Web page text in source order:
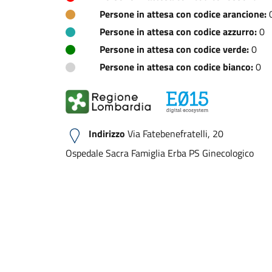
Persone in attesa con codice arancione:
Persone in attesa con codice azzurro:0
Persone in attesa con codice verde:0
Persone in attesa con codice bianco:0
Indirizzo Via Fatebenefratelli, 20
Ospedale Sacra Famiglia Erba PS Ginecologico